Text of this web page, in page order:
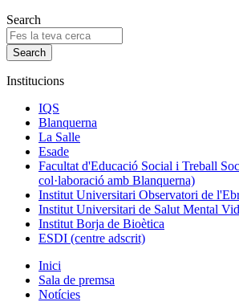
Search
Institucions
IQS
Blanquerna
La Salle
Esade
Facultat d'Educació Social i Treball
col·laboració amb Blanquerna)
Institut Universitari Observatori de
Institut Universitari de Salut Mental
Institut Borja de Bioètica
ESDI (centre adscrit)
Inici
Sala de premsa
Notícies